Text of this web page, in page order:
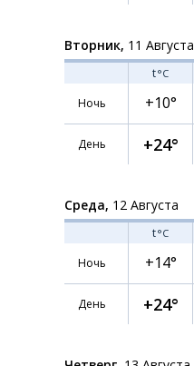
Вторник, 11 Августа
t°C
Ночь
+10°
День +24°
Среда, 12 Августа
t°C
Ночь
+14°
День +24°